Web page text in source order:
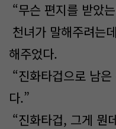
“무슨 편지를 받았
천녀가 말해주려는
해주었다.
“진화타겁으로 남
다.”
“진화타겁, 그게 뭔